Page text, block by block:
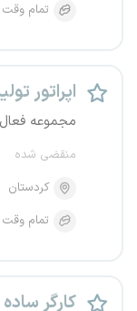
تمام وقت
اپراتور
مجموعه
منقضی شده
کردستان
تمام وقت
کارگر